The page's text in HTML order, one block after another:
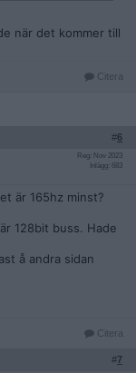
när det kommer till
Citera
#6
Reg: Nov 2023
Inlägg: 683
är 165hz minst?
128bit buss. Hade
å andra sidan
Citera
#7